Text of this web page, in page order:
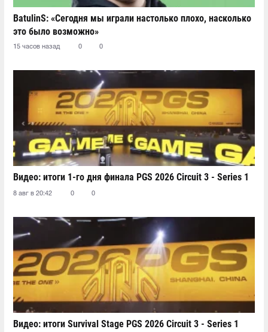
BatulinS: «Сегодня мы играли настолько плохо, насколько
это было возможно»
15 часов назад 0 0
Видео: итоги 1-го дня финала PGS 2026 Circuit 3 - Series 1
8 авг в 20:42 0 0
Видео: итоги Survival Stage PGS 2026 Circuit 3 - Series 1